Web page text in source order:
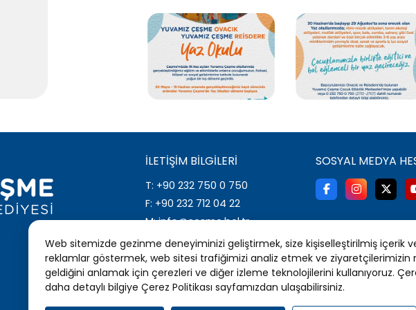
Web sitemizde gezinme deneyiminizi geliştirmek, size kişiselleştirilmiş içerik
reklamlar göstermek, web sitesi trafiğimizi analiz etmek ve ziyaretçilerimizin
geldiğini anlamak için çerezleri ve diğer izleme teknolojilerini kullanıyoruz.
daha detaylı bilgiye Çerez Politikası sayfamızdan ulaşabilirsiniz.
İLETIŞIM BILGILERI
T: +90 232 750 0 750
F: +90 232 712 04 22
M: info@cesme.bel.tr
A: İsmet İnönü Mahallesi 2001
Sok. No: 2 Çeşme/İZMİR
SOSYAL MEDYA